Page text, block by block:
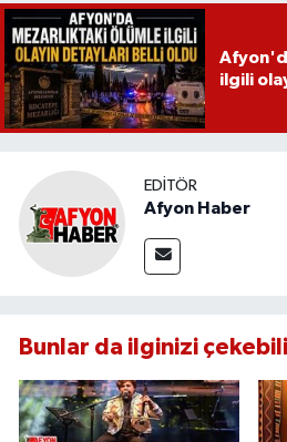
ilgili
EDITÖR
Afyon Haber
Bunlar da ilginizi